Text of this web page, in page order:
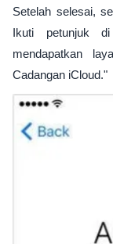
Setelah selesai,
Ikuti petunjuk
mendapatkan
Cadangan iCloud."